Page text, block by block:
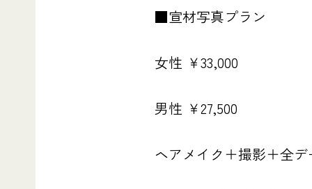
■宣材写真プラン
女性 ￥33,000
男性 ￥27,500
ヘアメイク＋撮影＋全デ